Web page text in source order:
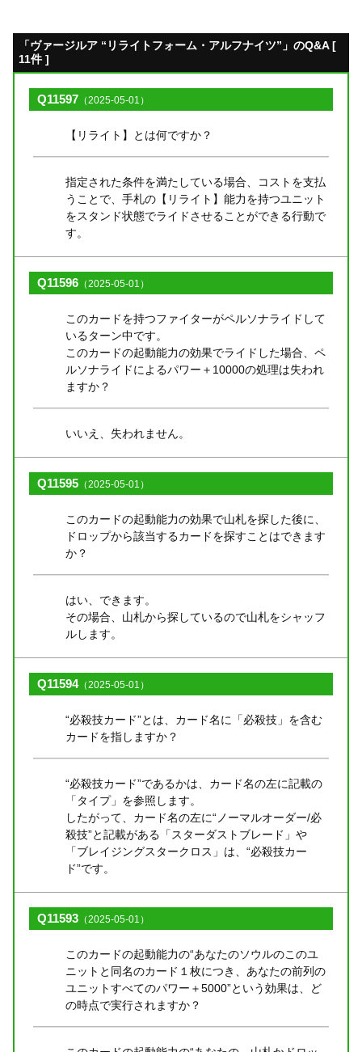
「ヴァージルア “リライトフォーム・アルフナイツ”」のQ&A [
11件 ]
Q11597 （2025-05-01）
【リライト】とは何ですか？
指定された条件を満たしている場合、コストを支払
うことで、手札の【リライト】能力を持つユニット
をスタンド状態でライドさせることができる行動で
す。
Q11596 （2025-05-01）
このカードを持つファイターがペルソナライドして
いるターン中です。
このカードの起動能力の効果でライドした場合、ペ
ルソナライドによるパワー＋10000の処理は失われ
ますか？
いいえ、失われません。
Q11595 （2025-05-01）
このカードの起動能力の効果で山札を探した後に、
ドロップから該当するカードを探すことはできます
か？
はい、できます。
その場合、山札から探しているので山札をシャッフ
ルします。
Q11594（2025-05-01）
“必殺技カード”とは、カード名に「必殺技」を含む
カードを指しますか？
“必殺技カード”であるかは、カード名の左に記載の
「タイプ」を参照します。
したがって、カード名の左に“ノーマルオーダー/必
殺技”と記載がある「スターダストブレード」や
「ブレイジングスタークロス」は、“必殺技カー
ド”です。
Q11593 （2025-05-01）
このカードの起動能力の“あなたのソウルのこのユ
ニットと同名のカード１枚につき、あなたの前列の
ユニットすべてのパワー＋5000”という効果は、ど
の時点で実行されますか？